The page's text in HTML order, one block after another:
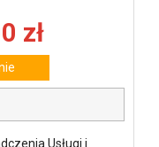
zł
Usługi i